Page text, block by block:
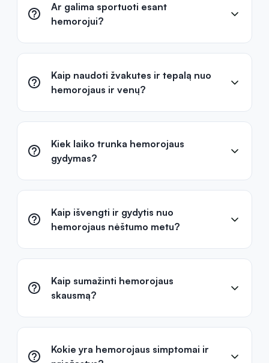
Dažnai užduodami klausimai
Ar galima sportuoti esant
hemorojui?
Kaip naudoti žvakutes ir tepalą nuo
hemorojaus ir venų?
Kiek laiko trunka hemorojaus
gydymas?
Kaip išvengti ir gydytis nuo
hemorojaus nėštumo metu?
Kaip sumažinti hemorojaus